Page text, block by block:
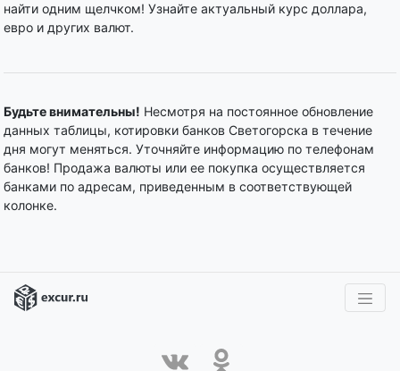
найти одним щелчком! Узнайте актуальный курс доллара,
евро и других валют.
Будьте внимательны! Несмотря на постоянное обновление
данных таблицы, котировки банков Светогорска в течение
дня могут меняться. Уточняйте информацию по телефонам
банков! Продажа валюты или ее покупка осуществляется
банками по адресам, приведенным в соответствующей
колонке.